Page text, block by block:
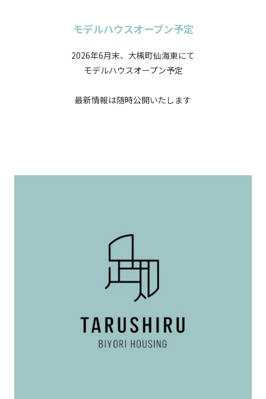
モデルハウスオープン予定
2026年6月末、大槻町仙海東にて
モデルハウスオープン予定
最新情報は随時公開いたします